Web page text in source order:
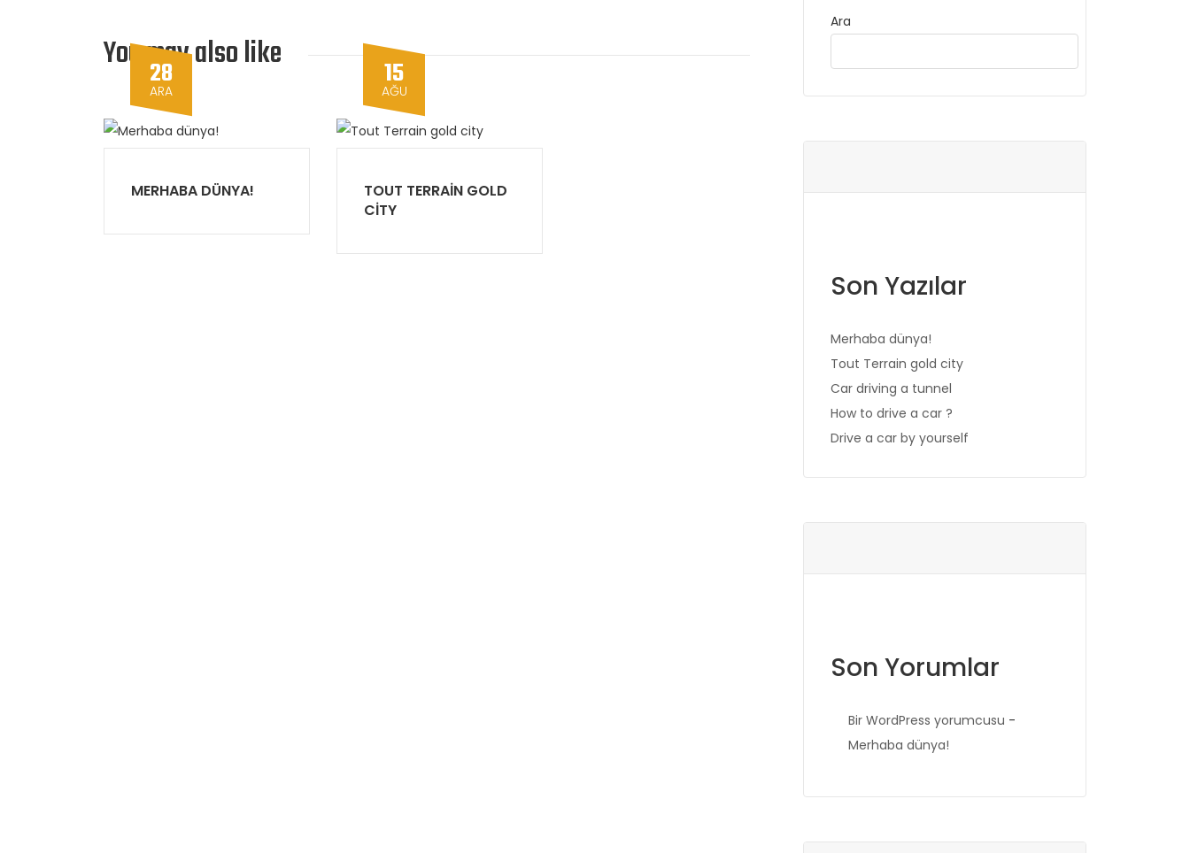
You may also like
28
ARA
MERHABA DÜNYA!
15
AĞU
TOUT TERRAIN GOLD
CITY
Ara
Son Yazılar
Merhaba dünya!
Tout Terrain gold city
Car driving a tunnel
How to drive a car ?
Drive a car by yourself
Son Yorumlar
Bir WordPress yorumcusu -
Merhaba dünya!